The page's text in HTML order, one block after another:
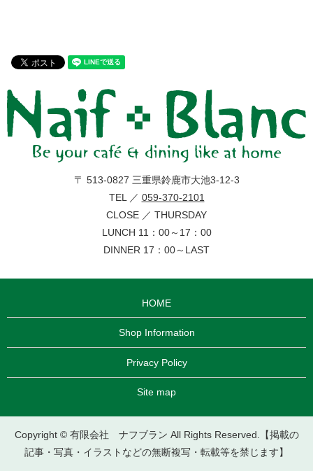
〒 513-0827 三重県鈴鹿市大池3-12-3
TEL ／ 059-370-2101
CLOSE ／ THURSDAY
LUNCH 11：00～17：00
DINNER 17：00～LAST
HOME
Shop Information
Privacy Policy
Site map
Copyright © 有限会社 ナフブラン All Rights Reserved.【掲載の
記事・写真・イラストなどの無断複写・転載等を禁じます】